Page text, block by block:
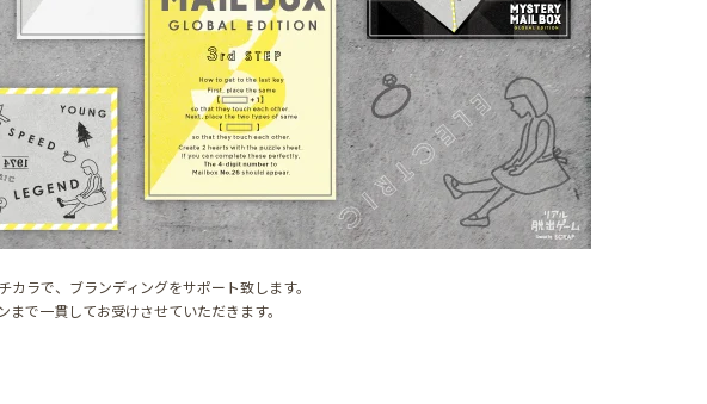
ラで、ブランディングをサポート致します。
で一貫してお受けさせていただきます。